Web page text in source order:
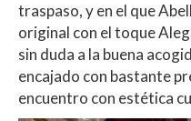
traspaso, y en el que
original con el toque
sin duda a la buena
encajado con bastante
encuentro con estética